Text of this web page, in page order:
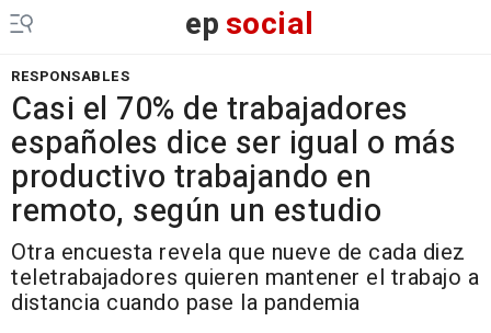
epsocial
RESPONSABLES
Casi el 70% de trabajadores
españoles dice ser igual o más
productivo trabajando en
remoto, según un estudio
Otra encuesta revela que nueve de cada diez
teletrabajadores quieren mantener el trabajo a
distancia cuando pase la pandemia